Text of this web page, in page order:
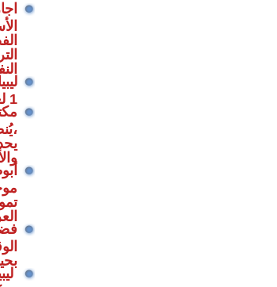
1 لعام 2022م بتمديد سن التقاعد